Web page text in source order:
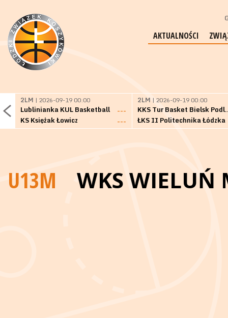
AKTUALNOŚCI
2LM | 2026-09-19 00:00
Lublinianka KUL Basketball
---
KS Księżak Łowicz
---
2LM | 2026-09-19 00:00
KKS Tur
ŁKS II Politechnika Łódzka
U13M WKS WIELUŃ